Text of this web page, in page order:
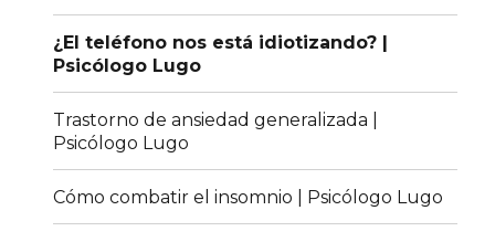
¿El teléfono nos está idiotizando? |
Psicólogo Lugo
Trastorno de ansiedad generalizada |
Psicólogo Lugo
Cómo combatir el insomnio | Psicólogo Lugo